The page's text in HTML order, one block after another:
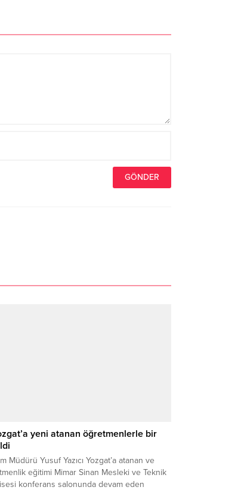
yeni atanan öğretmenlerle bir
Müdürü Yusuf Yazıcı Yozgat’a atanan ve
eğitimi Mimar Sinan Mesleki ve Teknik
konferans salonunda devam eden